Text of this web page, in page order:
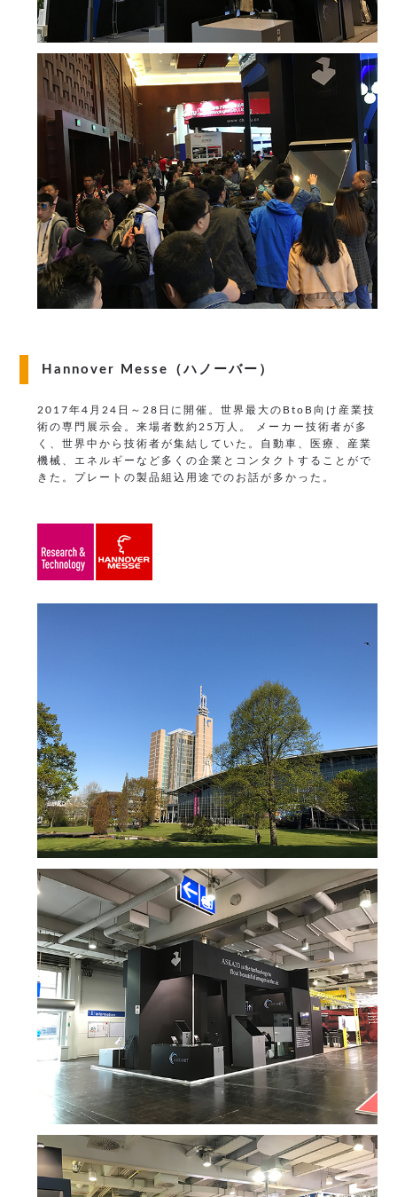
Hannover Messe（ハノーバー）
2017年4月24日～28日に開催。世界最大のBtoB向け産業技
術の専門展示会。来場者数約25万人。
メーカー技術者が多
く、世界中から技術者が集結していた。自動車、医療、産業
機械、エネルギーなど多くの企業とコンタクトすることがで
きた。プレートの製品組込用途でのお話が多かった。